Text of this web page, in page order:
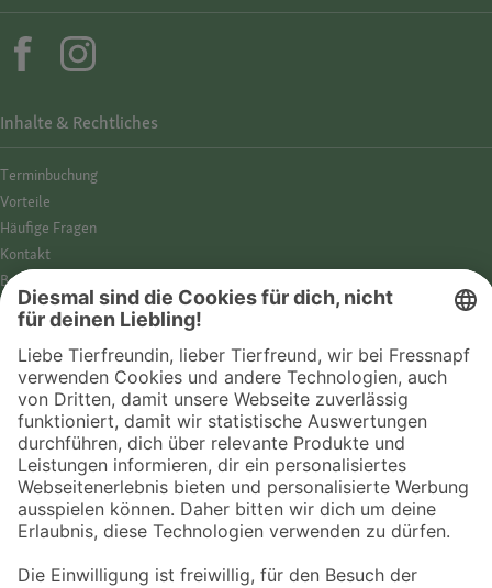
Inhalte & Rechtliches
Termin­buchung
Vorteile
Häufige Fragen
Kontakt
Barrierefreiheit
Impressum
Datenschutz­hinweise
Cookies
AGB
Entdecke Fressnapf
Tierversicherung
GPS-Tracker
Fressnapf Salon
Online-Shop